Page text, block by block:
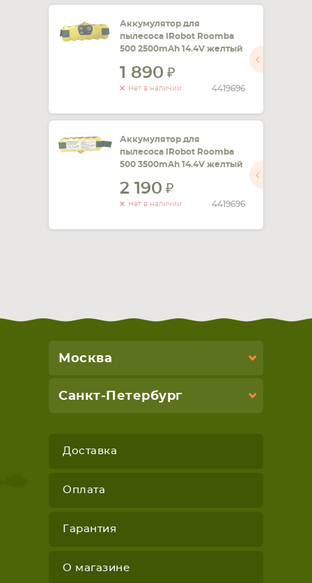
Аккумулятор для
пылесоса iRobot Roomba
500 2500mAh 14.4V желтый
1 890
Нет в наличии 4419696
Аккумулятор для
пылесоса iRobot Roomba
500 3500mAh 14.4V желтый
2 190
Нет в наличии 4419696
Москва
Санкт-Петербург
Доставка
Оплата
Гарантия
О магазине